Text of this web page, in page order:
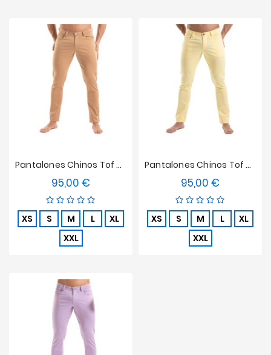
Pantalones Chinos Tof Paris - Marrón
95,00 €
XS S M L
XL
XXL
Pantalones Chinos Tof Paris - Amarillo
95,00 €
XS S M L
XL
XXL